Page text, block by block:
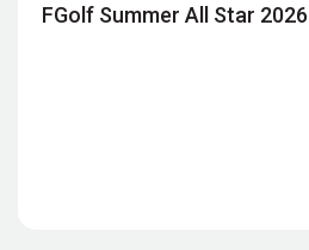
Summer All Star 2026